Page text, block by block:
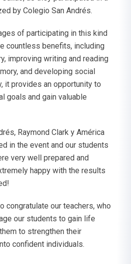
by Colegio San Andrés.
of participating in this kind
countless benefits, including
improving writing and reading
and developing social
it provides an opportunity to
goals and gain valuable
Raymond Clark y América
in the event and our students
very well prepared and
happy with the results
congratulate our teachers, who
our students to gain life
to strengthen their
confident individuals.